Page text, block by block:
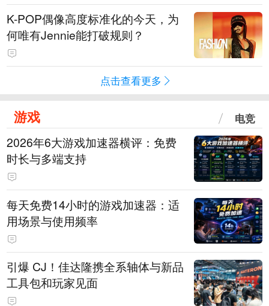
K-POP偶像高度标准化的今天，为
何唯有Jennie能打破规则？
点击查看更多
游戏 电竞
2026年6大游戏加速器横评：免费
时长与多端支持
每天免费14小时的游戏加速器：适
用场景与使用频率
引爆 CJ！佳达隆携全系轴体与新品
工具包和玩家见面